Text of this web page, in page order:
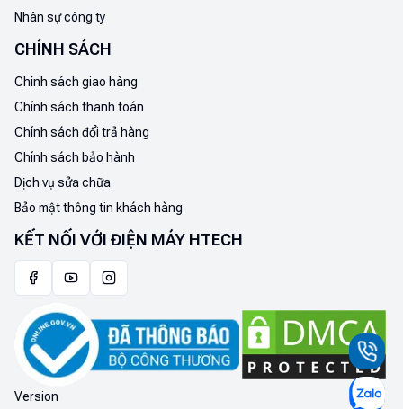
Nhân sự công ty
CHÍNH SÁCH
Chính sách giao hàng
Chính sách thanh toán
Chính sách đổi trả hàng
Chính sách bảo hành
Dịch vụ sửa chữa
Bảo mật thông tin khách hàng
KẾT NỐI VỚI ĐIỆN MÁY HTECH
Version